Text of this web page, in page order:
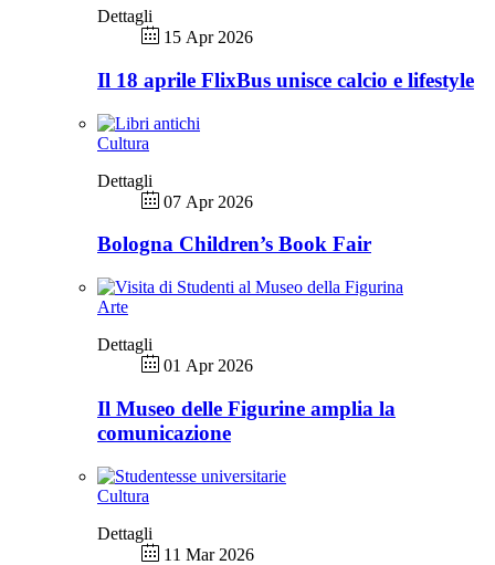
Dettagli
15 Apr 2026
Il 18 aprile FlixBus unisce calcio e lifestyle
Cultura
Dettagli
07 Apr 2026
Bologna Children’s Book Fair
Arte
Dettagli
01 Apr 2026
Il Museo delle Figurine amplia la
comunicazione
Cultura
Dettagli
11 Mar 2026